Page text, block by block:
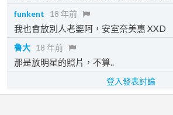
funkent 18 年前
我也會放別人老婆阿，安室奈美惠 XXD
魯大 18 年前
那是放明星的照片，不算..
登入發表討論